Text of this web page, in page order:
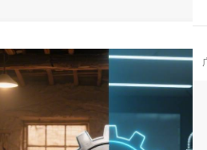
广东永拓数字技术有限公司成功签约肇庆市
艺家具ERP数字化案例。肇庆市森芸汽车座